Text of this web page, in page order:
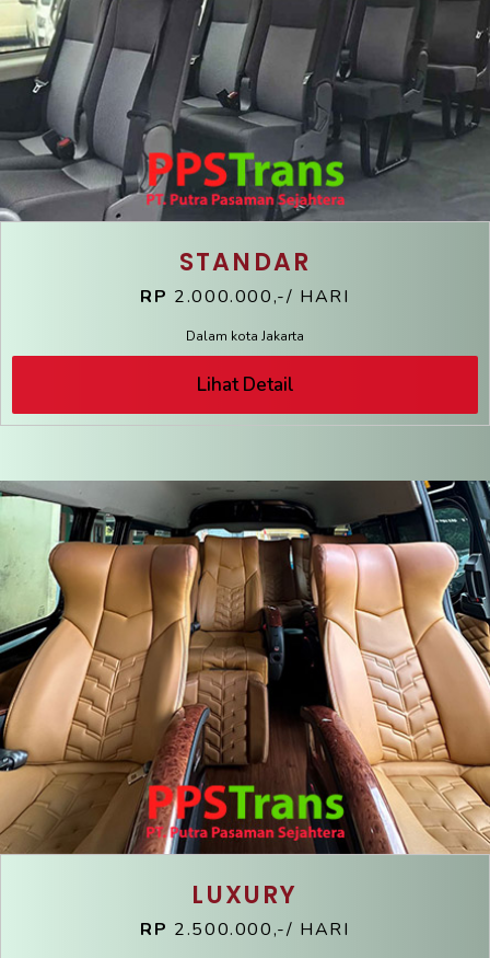
STANDAR
RP 2.000.000,-/ HARI
Dalam kota Jakarta
Lihat Detail
LUXURY
RP 2.500.000,-/ HARI